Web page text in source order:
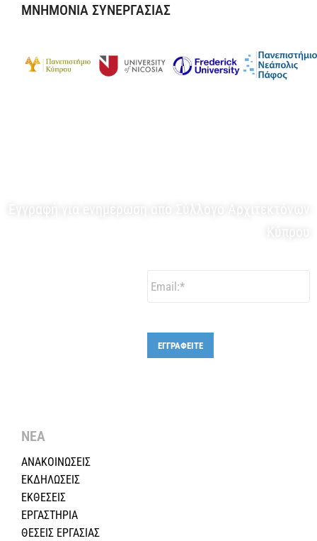
ΜΝΗΜΟΝΙΑ ΣΥΝΕΡΓΑΣΙΑΣ
Εγγραφή για eνημέρωση από Σύλλογο Αρχιτεκτόνων
ΕΓΓΡΑΦΕΙΤΕ
ΝΕΑ
ΑΝΑΚΟΙΝΩΣΕΙΣ
ΕΚΔΗΛΩΣΕΙΣ
ΕΚΘΕΣΕΙΣ
ΕΡΓΑΣΤΗΡΙΑ
ΘΕΣΕΙΣ ΕΡΓΑΣΙΑΣ